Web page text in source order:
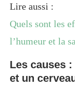
Lire aussi :
Quels sont les
l’humeur et la
Les causes
et un